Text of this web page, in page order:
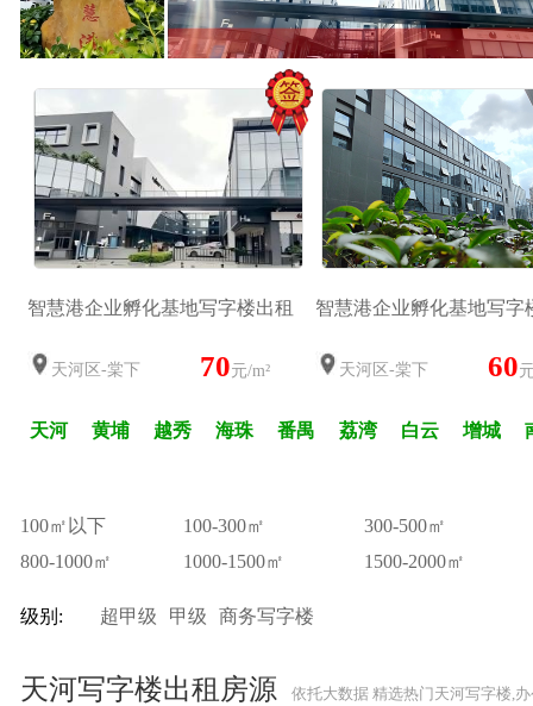
智慧港企业孵化基地写字楼出租
天河区-棠下 70元/m²
智慧港企业孵化基地写字
天河区-棠下 60
天河 黄埔 越秀 海珠 番禺 荔湾 白云 增城
100㎡以下 100-300㎡
300-500㎡
800-1000㎡
1000-1500㎡ 1500-2000㎡
级别: 超甲级 甲级 商务写字楼
天河写字楼出租房源 依托大数据 精选热门天河写字楼,